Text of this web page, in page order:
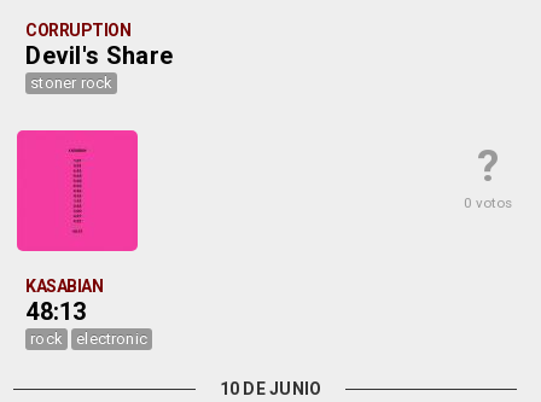
CORRUPTION
Devil's Share
stoner rock
?
0 votos
KASABIAN
48:13
rock electronic
10 DE JUNIO